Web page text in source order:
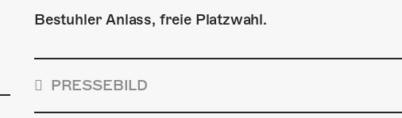
Bestuhler Anlass, freie Platzwahl.
PRESSEBILD